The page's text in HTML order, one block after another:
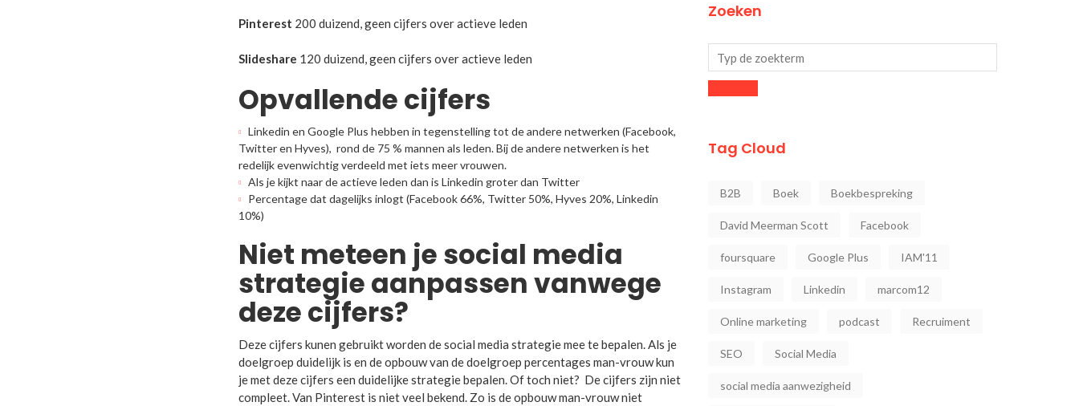
Pinterest 200 duizend, geen cijfers over actieve leden
Slideshare 120 duizend, geen cijfers over actieve leden
Opvallende cijfers
Linkedin en Google Plus hebben in tegenstelling tot de andere netwerken (Facebook,
Twitter en Hyves), rond de 75 % mannen als leden. Bij de andere netwerken is het
redelijk evenwichtig verdeeld met iets meer vrouwen.
Als je kijkt naar de actieve leden dan is Linkedin groter dan Twitter
Percentage dat dagelijks inlogt (Facebook 66%, Twitter 50%, Hyves 20%, Linkedin
10%)
Niet meteen je social media
strategie aanpassen vanwege
deze cijfers?
Deze cijfers kunen gebruikt worden de social media strategie mee te bepalen. Als je
doelgroep duidelijk is en de opbouw van de doelgroep percentages man-vrouw kun
je met deze cijfers een duidelijke strategie bepalen. Of toch niet? De cijfers zijn niet
compleet. Van Pinterest is niet veel bekend. Zo is de opbouw man-vrouw niet
Zoeken
Tag Cloud
B2B Boek Boekbespreking
David Meerman Scott Facebook
foursquare Google Plus IAM'11
Instagram Linkedin marcom12
Online marketing podcast Recruiment
SEO Social Media
social media aanwezigheid